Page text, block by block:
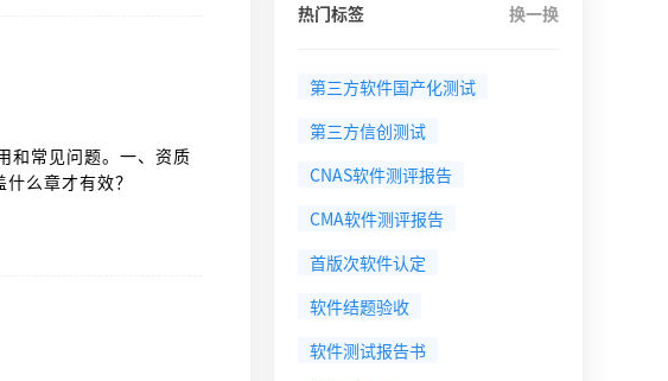
和常见问题。一、资质
么章才有效？
热门标签 换一换
第三方软件国产化测试
第三方信创测试
CNAS软件测评报告
CMA软件测评报告
首版次软件认定
软件结题验收
软件测试报告书